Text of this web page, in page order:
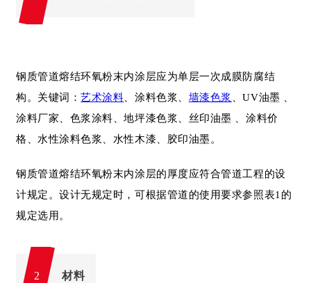
钢质管道熔结环氧粉末内涂层应为单层一次成膜防腐结
构。关键词：艺术涂料 、涂料色浆、 墙漆色浆
、UV油墨 、
涂料厂家、色浆涂料、地坪漆色浆、丝印油墨 、涂料价
格、水性涂料色浆、水性木漆、胶印油墨。
钢质管道熔结环氧粉末内涂层的厚度应符合管道工程的设
计规定。设计无规定时，可根据管道的使用要求参照表1的
规定选用。
2 材料